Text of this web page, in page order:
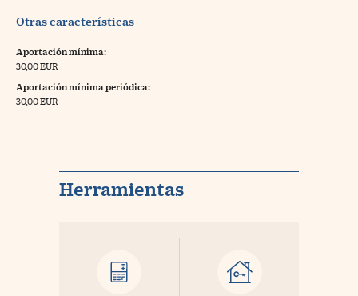
Otras características
Aportación mínima:
30,00 EUR
Aportación mínima periódica:
30,00 EUR
Herramientas